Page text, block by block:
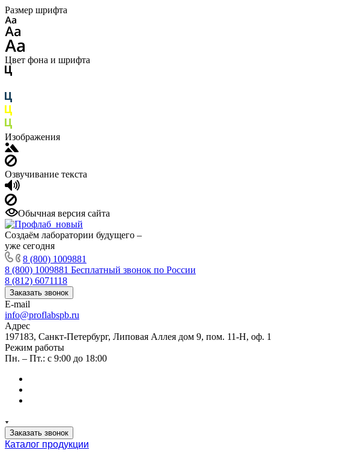
Размер шрифта
Цвет фона и шрифта
Изображения
Озвучивание текста
Обычная версия сайта
Создаём лаборатории будущего –
уже сегодня
8 (800) 1009881
8 (800) 1009881 Бесплатный звонок по России
8 (812) 6071118
Заказать звонок
E-mail
info@proflabspb.ru
Адрес
197183, Санкт-Петербург, Липовая Аллея дом 9, пом. 11-Н, оф. 1
Режим работы
Пн. – Пт.: с 9:00 до 18:00
Заказать звонок
Каталог продукции